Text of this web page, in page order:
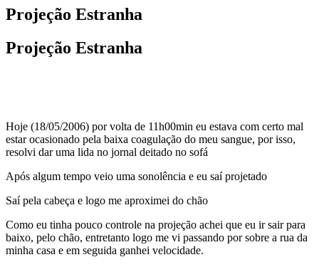
Projeção Estranha
Projeção Estranha
Hoje (18/05/2006) por volta de 11h00min eu estava com certo mal
estar ocasionado pela baixa coagulação do meu sangue, por isso,
resolvi dar uma lida no jornal deitado no sofá
Após algum tempo veio uma sonolência e eu saí projetado
Saí pela cabeça e logo me aproximei do chão
Como eu tinha pouco controle na projeção achei que eu ir sair para
baixo, pelo chão, entretanto logo me vi passando por sobre a rua da
minha casa e em seguida ganhei velocidade.